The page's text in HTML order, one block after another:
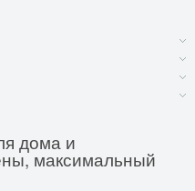
дома и
максимальный